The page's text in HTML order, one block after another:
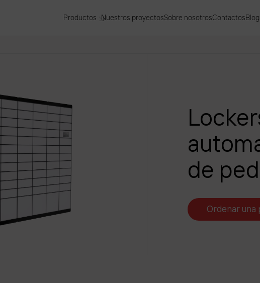
Productos Nuestros proyectosSobre nosotrosContactos Blog
de
Ordenar